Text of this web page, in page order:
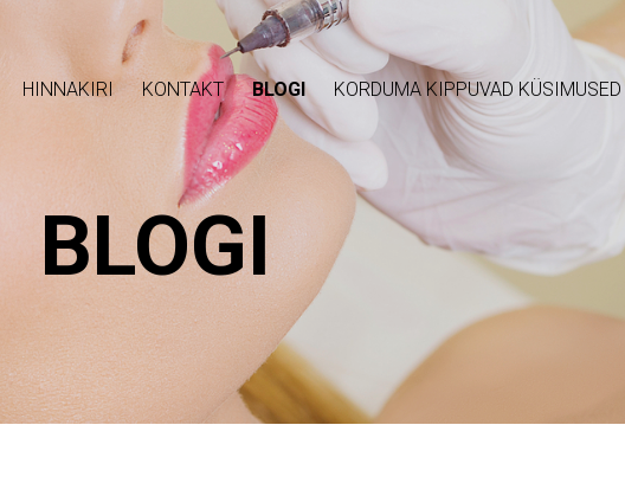
HINNAKIRI KONTAKT BLOGI KORDUMA KIPPUVAD KÜSIMUSED
BLOGI